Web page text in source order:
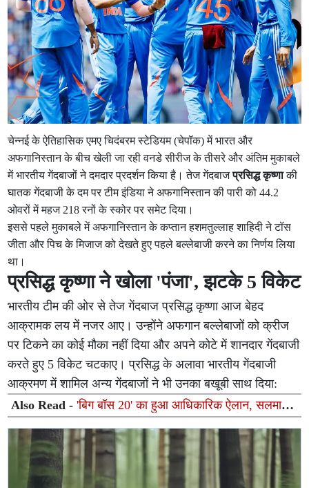
चेन्नई के ऐतिहासिक एमए चिदंबरम स्टेडियम (चेपॉक) में भारत और
अफगानिस्तान के बीच खेली जा रही वनडे सीरीज के तीसरे और अंतिम मुकाबले
में भारतीय गेंदबाजों ने दमदार प्रदर्शन किया है। तेज गेंदबाजप्रसिद्ध कृष्णाकी
घातक गेंदबाजी के दम पर टीम इंडिया ने अफगानिस्तान की पारी को 44.2
ओवरों में महज 218 रनों के स्कोर पर समेट दिया।
इससे पहले मुकाबले में अफगानिस्तान के कप्तान हशमतुल्लाह शाहिदी ने टॉस
जीता और पिच के मिजाज को देखते हुए पहले बल्लेबाजी करने का निर्णय लिया
था।
प्रसिद्ध कृष्णा ने खोला 'पंजा', झटके 5 विकेट
भारतीय टीम की ओर से तेज गेंदबाज प्रसिद्ध कृष्णा आज बेहद
आक्रामक लय में नजर आए। उन्होंने अफगान बल्लेबाजों को क्रीज
पर टिकने का कोई मौका नहीं दिया और अपने कोटे में शानदार गेंदबाजी
करते हुए 5 विकेट चटकाए। प्रसिद्ध के अलावा भारतीय गेंदबाजी
आक्रमण में शामिल अन्य गेंदबाजों ने भी उनका बखूबी साथ दिया:
Also Read -'बिग बॉस 20' का हुआ आधिकारिक ऐलान, सलमान
खान फिर करेंगे होस्टिंग, मेकर्स ने जारी किया नया आई-लोगो